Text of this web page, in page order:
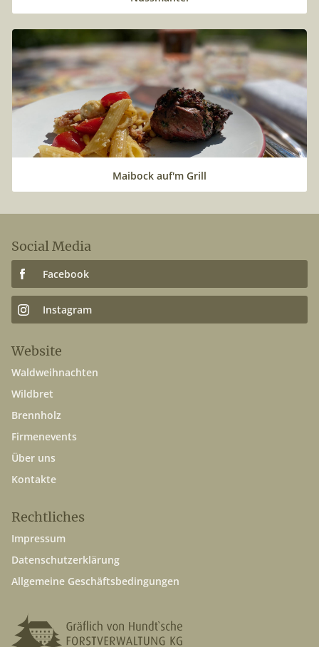
Maibock auf'm Grill
Social Media
Facebook
Instagram
Website
Waldweihnachten
Wildbret
Brennholz
Firmenevents
Über uns
Kontakte
Rechtliches
Impressum
Datenschutzerklärung
Allgemeine Geschäftsbedingungen